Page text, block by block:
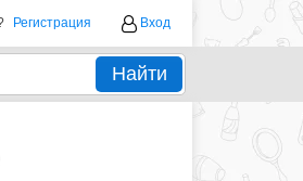
Регистрация Вход
Найти